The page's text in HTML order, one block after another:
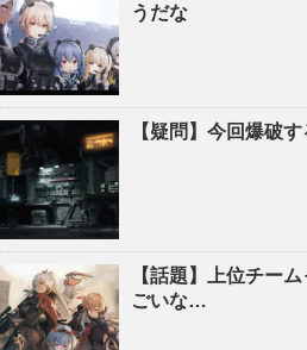
うだな
【疑問】今回爆破
【話題】上位チー
ごいな…